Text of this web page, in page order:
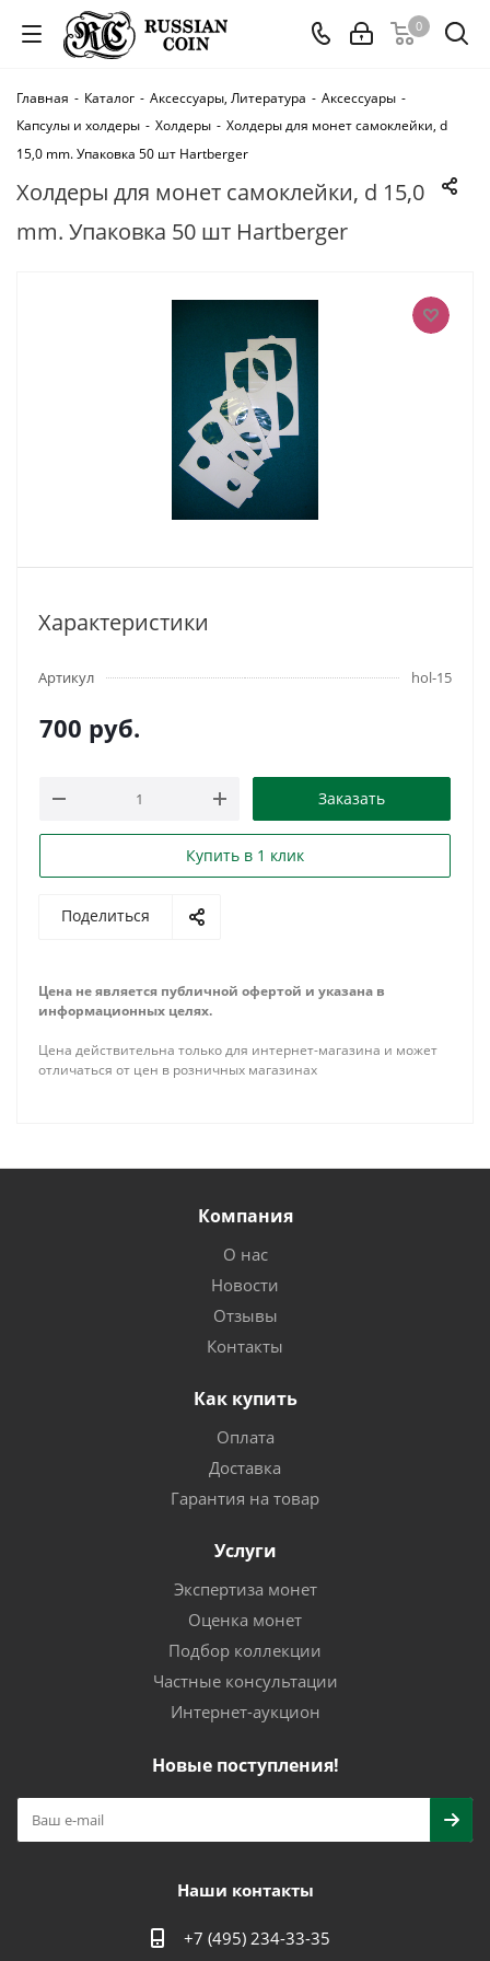
0
Главная - Каталог - Аксессуары, Литература - Аксессуары -
Капсулы и холдеры - Холдеры - Холдеры для монет самоклейки, d
15,0 mm. Упаковка 50 шт Hartberger
Холдеры для монет самоклейки, d 15,0
mm. Упаковка 50 шт Hartberger
Характеристики
Артикул hol-15
700 руб.
Заказать
Купить в 1 клик
Поделиться
Цена не является публичной офертой и указана в
информационных целях.
Цена действительна только для интернет-магазина и может
отличаться от цен в розничных магазинах
Компания
О нас
Новости
Отзывы
Контакты
Как купить
Оплата
Доставка
Гарантия на товар
Услуги
Экспертиза монет
Оценка монет
Подбор коллекции
Частные консультации
Интернет-аукцион
Новые поступления!
Наши контакты
+7 (495) 234-33-35